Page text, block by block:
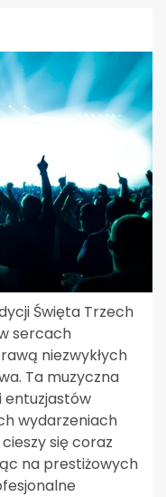
Święta Trzech
sercach
niezwykłych
Ta muzyczna
entuzjastów
wydarzeniach
się coraz
na prestiżowych